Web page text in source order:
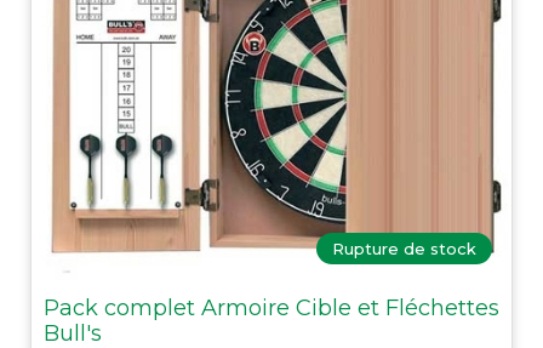
Rupture de stock
Pack complet Armoire Cible et Fléchettes
Bull's